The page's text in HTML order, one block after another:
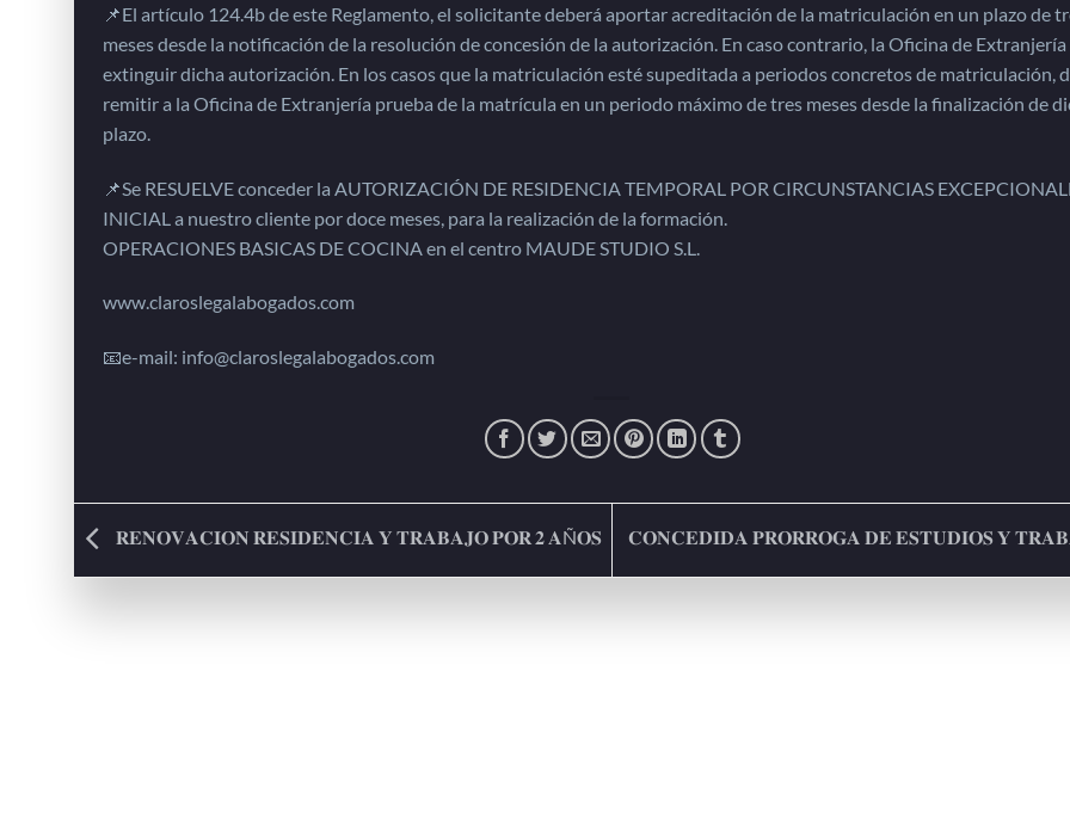
📌El artículo 124.4b de este Reglamento, el solicitante deberá aportar acreditación de la matriculación en un plazo de
meses desde la notificación de la resolución de concesión de la autorización. En caso contrario, la Oficina de
extinguir dicha autorización. En los casos que la matriculación esté supeditada a periodos concretos de matriculación,
remitir a la Oficina de Extranjería prueba de la matrícula en un periodo máximo de tres meses desde la finalización de
plazo.
📌Se RESUELVE conceder la AUTORIZACIÓN DE RESIDENCIA TEMPORAL POR CIRCUNSTANCIAS
INICIAL a nuestro cliente por doce meses, para la realización de la formación.
OPERACIONES BASICAS DE COCINA en el centro MAUDE STUDIO S.L.
www.claroslegalabogados.com
📧e-mail: info@claroslegalabogados.com
𝐑𝐄𝐍𝐎𝐕𝐀𝐂𝐈𝐎𝐍 𝐑𝐄𝐒𝐈𝐃𝐄𝐍𝐂𝐈𝐀 𝐘 𝐓𝐑𝐀𝐁𝐀𝐉𝐎 𝐏𝐎𝐑 𝟐 𝐀Ñ𝐎𝐒 𝐂𝐎𝐍𝐂𝐄𝐃𝐈𝐃𝐀 𝐏𝐑𝐎𝐑𝐑𝐎𝐆𝐀 𝐃𝐄 𝐄𝐒𝐓𝐔𝐃𝐈𝐎𝐒 𝐘